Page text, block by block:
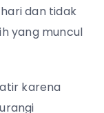
dan tidak
yang muncul
karena